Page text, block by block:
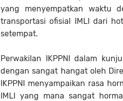
yang menyempatkan waktu
transportasi ofisial IMLI dari
setempat.
Perwakilan IKPPNI dalam
dengan sangat hangat oleh
IKPPNI menyampaikan rasa
IMLI yang mana sangat